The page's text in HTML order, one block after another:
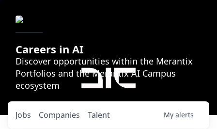
Careers in AI
Discover opportunities within the Merantix
Portfolios and the Merantix AI Campus
ecosystem
Jobs Companies Talent My alerts